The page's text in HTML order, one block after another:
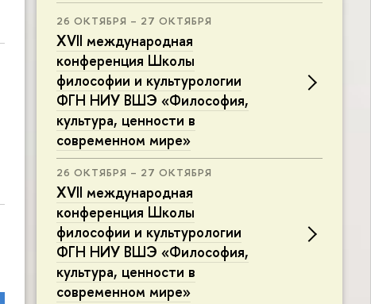
26 ОКТЯБРЯ – 27 ОКТЯБРЯ
XVII международная
конференция Школы
философии и культурологии
ФГН НИУ ВШЭ «Философия,
культура, ценности в
современном мире»
26 ОКТЯБРЯ – 27 ОКТЯБРЯ
XVII международная
конференция Школы
философии и культурологии
ФГН НИУ ВШЭ «Философия,
культура, ценности в
современном мире»